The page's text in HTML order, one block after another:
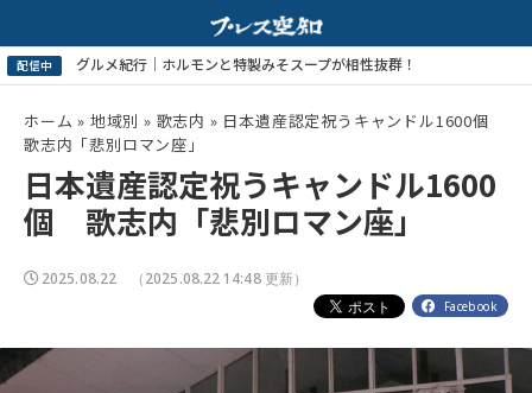
ホーム » 地域別 » 歌志内 » 日本遺産認定祝うキャンドル1600個
歌志内「悲別ロマン座」
日本遺産認定祝うキャンドル1600
個 歌志内「悲別ロマン座」
2025.08.22 （2025.08.22 14:48 更新）
Facebook